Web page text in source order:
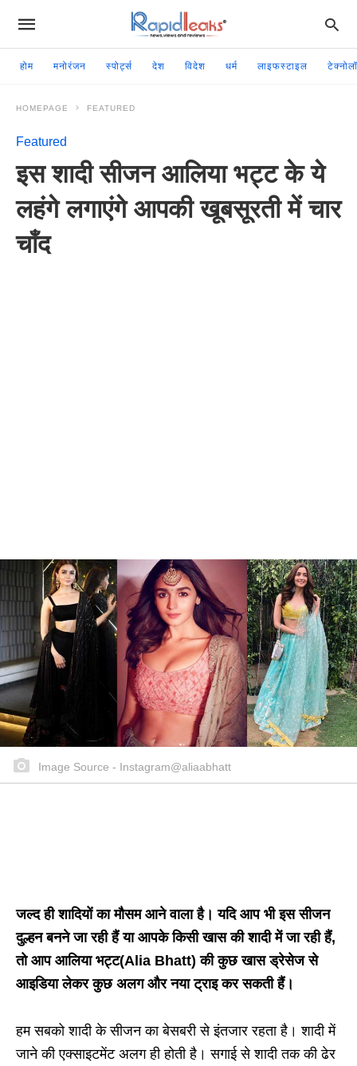
होम मनोरंजन स्पोर्ट्स देश विदेश धर्म लाइफस्टाइल
HOMEPAGE FEATURED
Featured
इस शादी सीजन आलिया भट्ट के ये
लहंगे लगाएंगे आपकी खूबसूरती में चार
चाँद
Image Source - Instagram@aliaabhatt
जल्द ही शादियों का मौसम आने वाला है। यदि आप भी इस सीजन
दुल्हन बनने जा रही हैं या आपके किसी खास की शादी में जा रही हैं,
तो आप आलिया भट्ट(Alia Bhatt) की कुछ खास ड्रेसेज से
आइडिया लेकर कुछ अलग और नया ट्राइ कर सकती हैं।
हम सबको शादी के सीजन का बेसबरी से इंतजार रहता है। शादी में
जाने की एक्साइटमेंट अलग ही होती है। सगाई से शादी तक की ढेर